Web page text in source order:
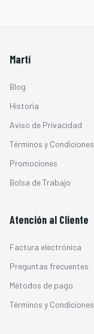
Martí
Blog
Historia
Aviso de Privacidad
Términos y Condiciones
Promociones
Bolsa de Trabajo
Atención al Cliente
Factura electrónica
Preguntas frecuentes
Métodos de pago
Términos y Condiciones